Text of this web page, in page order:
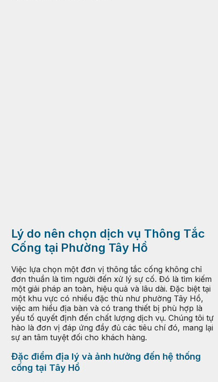
Lý do nên chọn dịch vụ Thông Tắc
Cống tại Phường Tây Hồ
Việc lựa chọn một đơn vị thông tắc cống không chỉ
đơn thuần là tìm người đến xử lý sự cố. Đó là tìm kiếm
một giải pháp an toàn, hiệu quả và lâu dài. Đặc biệt tại
một khu vực có nhiều đặc thù như phường Tây Hồ,
việc am hiểu địa bàn và có trang thiết bị phù hợp là
yếu tố quyết định đến chất lượng dịch vụ. Chúng tôi tự
hào là đơn vị đáp ứng đầy đủ các tiêu chí đó, mang lại
sự an tâm tuyệt đối cho khách hàng.
Đặc điểm địa lý và ảnh hưởng đến hệ thống
cống tại Tây Hồ